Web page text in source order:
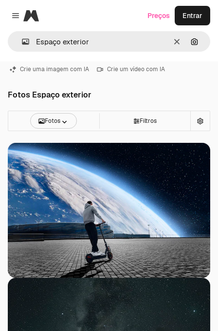
Close menu
Magnific
Limpar
Preços Entrar
Crie uma imagem com IA Crie um vídeo com IA
Fotos Espaço exterior
Fotos Filtros